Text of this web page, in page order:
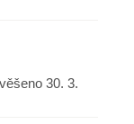
30. 3.